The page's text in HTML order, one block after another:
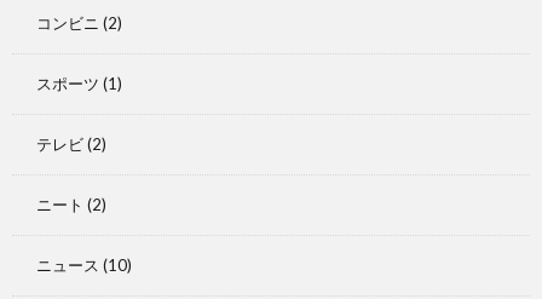
コンビニ (2)
スポーツ (1)
テレビ(2)
ニート (2)
ニュース (10)